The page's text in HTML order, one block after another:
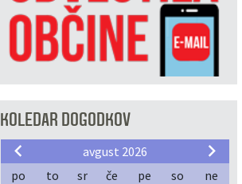
KOLEDAR DOGODKOV
avgust 2026
po
to sr če pe so ne